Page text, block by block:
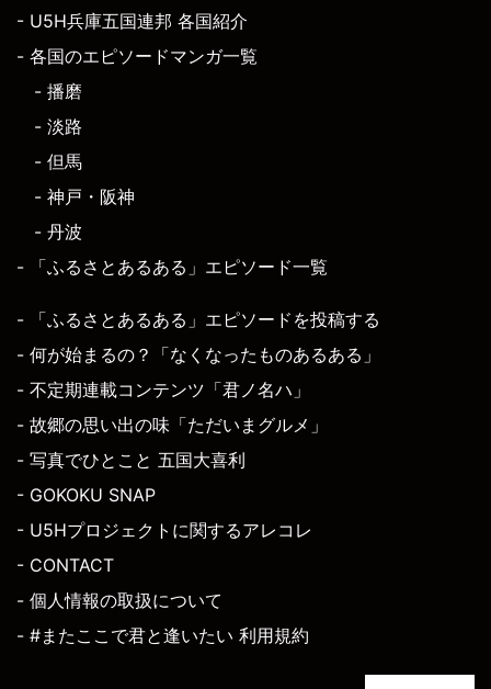
- U5H兵庫五国連邦 各国紹介
- 各国のエピソードマンガ一覧
- 播磨
- 淡路
- 但馬
- 神戸・阪神
- 丹波
- 「ふるさとあるある」エピソード一覧
- 「ふるさとあるある」エピソードを投稿する
- 何が始まるの？「なくなったものあるある」
- 不定期連載コンテンツ「君ノ名ハ」
- 故郷の思い出の味「ただいまグルメ」
- 写真でひとこと 五国大喜利
- GOKOKU SNAP
- U5Hプロジェクトに関するアレコレ
- CONTACT
- 個人情報の取扱について
- #またここで君と逢いたい 利用規約